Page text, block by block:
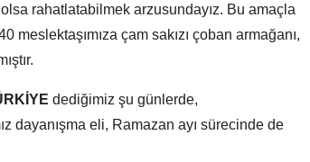
rahatlatabilmek arzusundayız. Bu amaçla
çam sakızı çoban armağanı,
dediğimiz şu günlerde,
dayanışma eli, Ramazan ayı sürecinde de